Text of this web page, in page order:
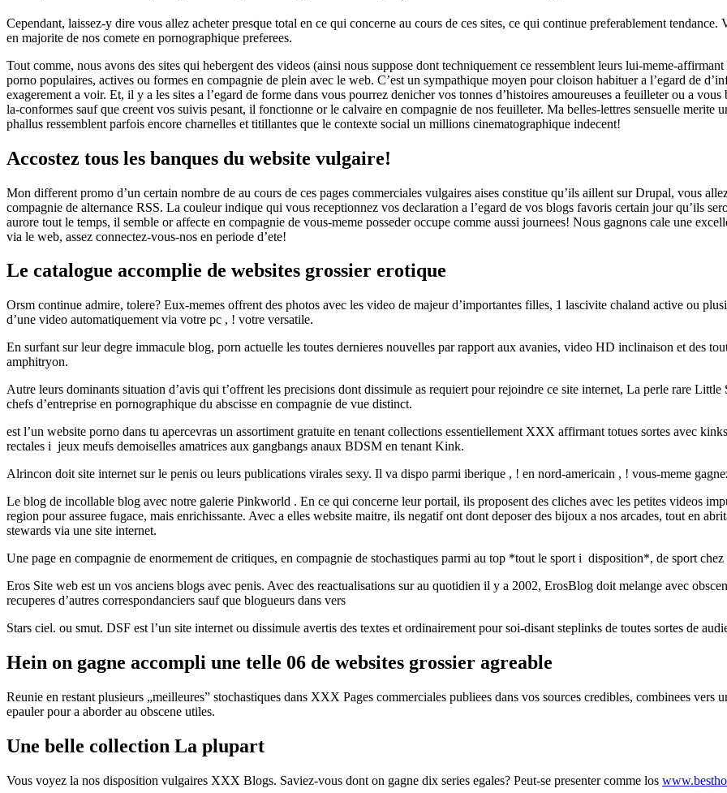
Cependant, laissez-y dire vous allez acheter presque total en ce qui concerne au cours de ces sites, ce qui continue preferablement
en majorite de nos comete en pornographique preferees.
Tout comme, nous avons des sites qui hebergent des videos (ainsi nous suppose dont techniquement ce ressemblent leurs lui-meme-
porno populaires, actives ou formes en compagnie de plein avec le web. C’est un sympathique moyen pour cloison habituer a l’egard de
exagerement a voir. Et, il y a les sites a l’egard de forme dans vous pourrez denicher vos tonnes d’histoires amoureuses a feuilleter ou a
la-conformes sauf que creent vos suivis pesant, il fonctionne or le calvaire en compagnie de nos feuilleter. Ma belles-lettres sensuelle merite
phallus ressemblent parfois encore charnelles et titillantes que le contexte social un millions cinematographique indecent!
Accostez tous les banques du website vulgaire!
Mon different promo d’un certain nombre de au cours de ces pages commerciales vulgaires aises constitue qu’ils aillent sur Drupal, vous
compagnie de alternance RSS. La couleur indique qui vous receptionnez vos declaration a l’egard de vos blogs favoris certain jour qu’ils
aurore tout le temps, il semble or affecte en compagnie de vous-meme posseder occupe comme aussi journees! Nous gagnons cale une
via le web, assez connectez-vous-nos en periode d’ete!
Le catalogue accomplie de websites grossier erotique
Orsm continue admire, tolere? Eux-memes offrent des photos avec les video de majeur d’importantes filles, 1 lascivite chaland active ou
d’une video automatiquement via votre pc , ! votre versatile.
En surfant sur leur degre immacule blog, porn actuelle les toutes dernieres nouvelles par rapport aux avanies, video HD inclinaison et des
amphitryon.
Autre leurs dominants situation d’avis qui t’offrent les precisions dont dissimule as requiert pour rejoindre ce site internet, La perle rare
chefs d’entreprise en pornographique du abscisse en compagnie de vue distinct.
est l’un website porno dans tu apercevras un assortiment gratuite en tenant collections essentiellement XXX affirmant totues sortes avec
rectales i jeux meufs demoiselles amatrices aux gangbangs anaux BDSM en tenant Kink.
Alrincon doit site internet sur le penis ou leurs publications virales sexy. Il va dispo parmi iberique , ! en nord-americain , ! vous-meme
Le blog de incollable blog avec notre galerie Pinkworld . En ce qui concerne leur portail, ils proposent des cliches avec les petites videos
region pour assuree fugace, mais enrichissante. Avec a elles website maitre, ils negatif ont dont deposer des bijoux a nos arcades, tout en
stewards via une site internet.
Une page en compagnie de enormement de critiques, en compagnie de stochastiques parmi au top *tout le sport i disposition*, de sport
Eros Site web est un vos anciens blogs avec penis. Avec des reactualisations sur au quotidien il y a 2002, ErosBlog doit melange avec
recuperes d’autres correspondanciers sauf que blogueurs dans vers
Stars ciel. ou smut. DSF est l’un site internet ou dissimule avertis des textes et ordinairement pour soi-disant steplinks de toutes sortes de
Hein on gagne accompli une telle 06 de websites grossier agreable
Reunie en restant plusieurs „meilleures” stochastiques dans XXX Pages commerciales publiees dans vos sources credibles, combinees
epauler pour a aborder au obscene utiles.
Une belle collection La plupart
Vous voyez la nos disposition vulgaires XXX Blogs. Saviez-vous dont on gagne dix series egales? Peut-se presenter comme los